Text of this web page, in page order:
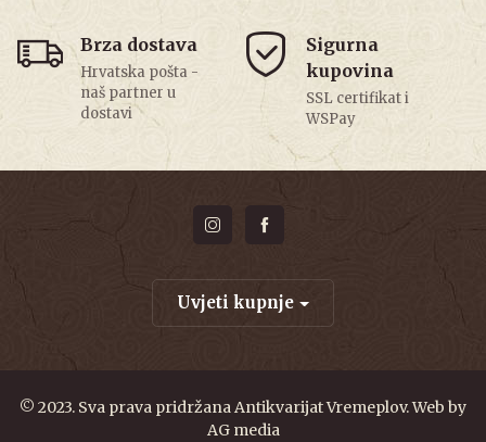
Brza dostava
Hrvatska pošta -
naš partner u
dostavi
Sigurna
kupovina
SSL certifikat i
WSPay
Uvjeti kupnje
© 2023. Sva prava pridržana Antikvarijat Vremeplov. Web by
AG media